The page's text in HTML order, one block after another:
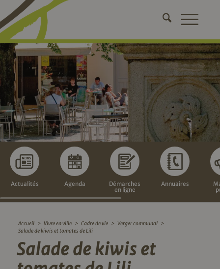
Actualités Agenda
Démarches
en ligne
Annuaires
Accueil > Vivre en ville > Cadre de vie > Verger communal >
Salade de kiwis et tomates de Lili
Salade de kiwis et